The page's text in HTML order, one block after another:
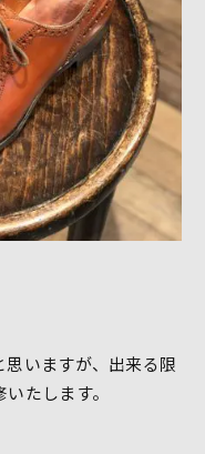
いますが、出来る限
たします。